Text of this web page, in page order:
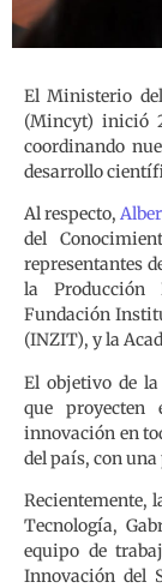
El Ministerio
(Mincyt) inició
coordinando
desarrollo
Al respecto,
del
representantes
la Producción
Fundación
(INZIT), y la
El objetivo de
que proyecten
innovación en
del país, con
Recientemente,
Tecnología,
equipo de
Innovación del